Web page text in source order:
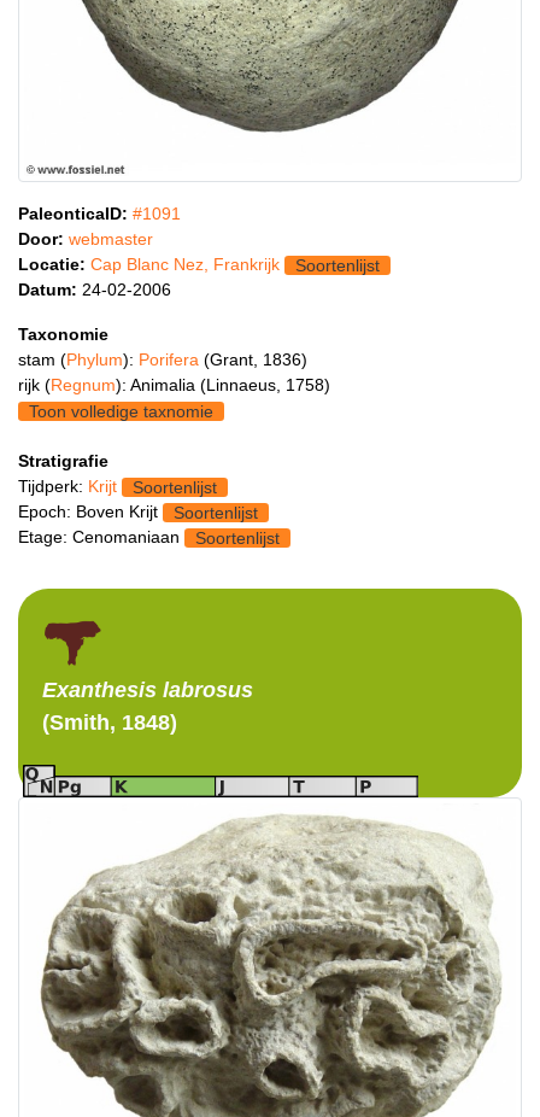
PaleonticaID: #1091
Door: webmaster
Locatie: Cap Blanc Nez, Frankrijk
Soortenlijst
Datum: 24-02-2006
Taxonomie
stam (Phylum): Porifera (Grant, 1836)
rijk (Regnum): Animalia (Linnaeus, 1758)
Toon volledige taxnomie
Stratigrafie
Tijdperk: Krijt
Soortenlijst
Epoch: Boven Krijt
Soortenlijst
Etage: Cenomaniaan
Soortenlijst
Exanthesis labrosus
(Smith, 1848)